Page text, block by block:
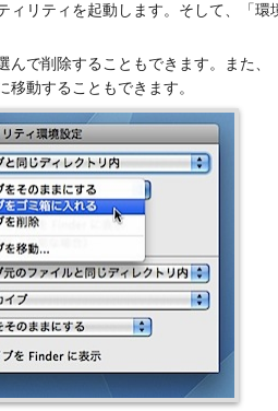
ィリティを起動します。そして、「環
んで削除することもできます。また、
動することもできます。